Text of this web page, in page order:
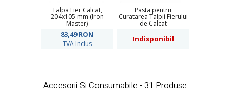
Talpa Fier Calcat,
204x105 mm (Iron
Master)
83,49RON
TVA Inclus
Pasta pentru
Curatarea Talpii Fierului
de Calcat
Indisponibil
Accesorii Si Consumabile - 31 Produse